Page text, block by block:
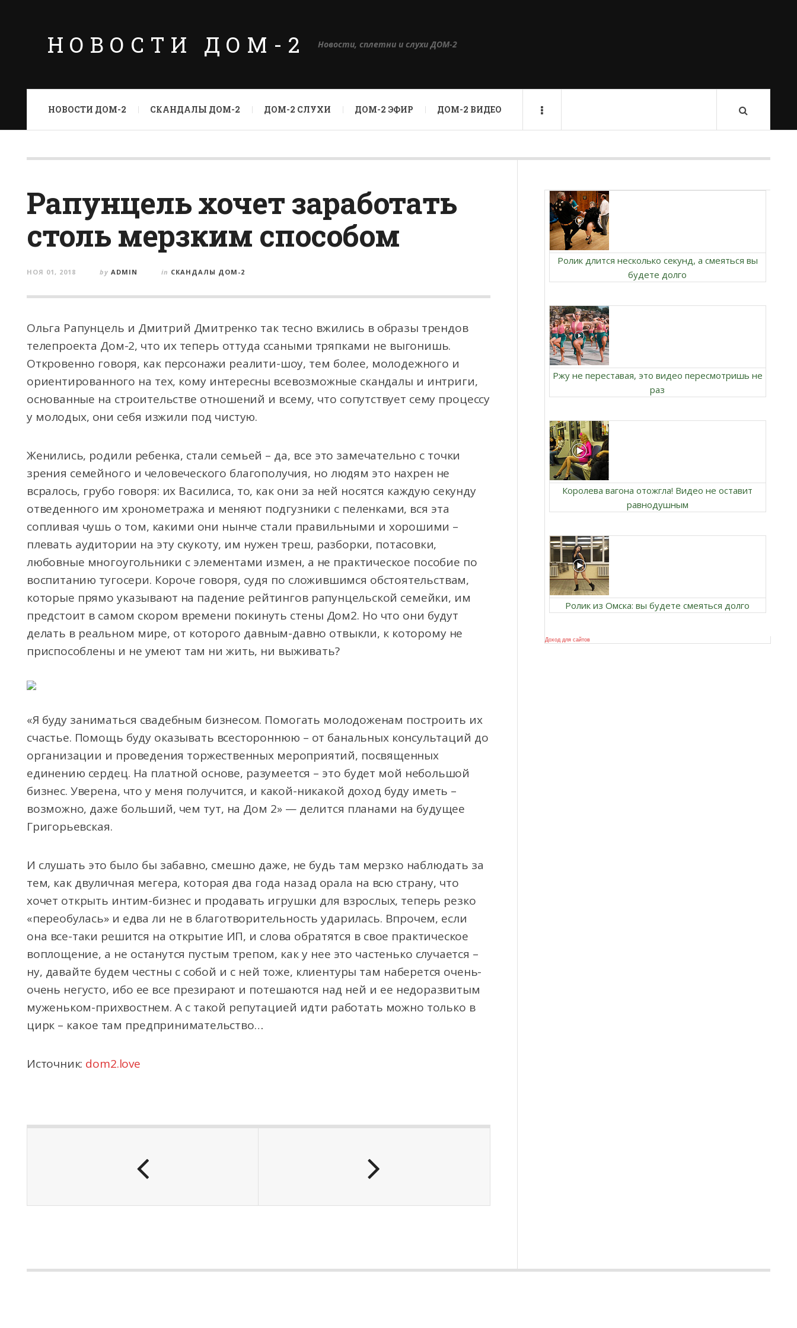
НОВОСТИ ДОМ-2 Новости, сплетни и слухи ДОМ-2
НОВОСТИ ДОМ-2 СКАНДАЛЫ ДОМ-2 ДОМ-2 СЛУХИ ДОМ-2 ЭФИР ДОМ-2 ВИДЕО
Рапунцель хочет заработать
столь мерзким способом
НОЯ 01, 2018 by ADMIN in СКАНДАЛЫ ДОМ-2
Ольга Рапунцель и Дмитрий Дмитренко так тесно вжились в образы трендов
телепроекта Дом-2, что их теперь оттуда ссаными тряпками не выгонишь.
Откровенно говоря, как персонажи реалити-шоу, тем более, молодежного и
ориентированного на тех, кому интересны всевозможные скандалы и интриги,
основанные на строительстве отношений и всему, что сопутствует сему процессу
у молодых, они себя изжили под чистую.
Женились, родили ребенка, стали семьей – да, все это замечательно с точки
зрения семейного и человеческого благополучия, но людям это нахрен не
всралось, грубо говоря: их Василиса, то, как они за ней носятся каждую секунду
отведенного им хронометража и меняют подгузники с пеленками, вся эта
сопливая чушь о том, какими они нынче стали правильными и хорошими –
плевать аудитории на эту скукоту, им нужен треш, разборки, потасовки,
любовные многоугольники с элементами измен, а не практическое пособие по
воспитанию тугосери. Короче говоря, судя по сложившимся обстоятельствам,
которые прямо указывают на падение рейтингов рапунцельской семейки, им
предстоит в самом скором времени покинуть стены Дом2. Но что они будут
делать в реальном мире, от которого давным-давно отвыкли, к которому не
приспособлены и не умеют там ни жить, ни выживать?
«Я буду заниматься свадебным бизнесом. Помогать молодоженам построить их
счастье. Помощь буду оказывать всестороннюю – от банальных консультаций до
организации и проведения торжественных мероприятий, посвященных
единению сердец. На платной основе, разумеется – это будет мой небольшой
бизнес. Уверена, что у меня получится, и какой-никакой доход буду иметь –
возможно, даже больший, чем тут, на Дом 2» — делится планами на будущее
Григорьевская.
И слушать это было бы забавно, смешно даже, не будь там мерзко наблюдать за
тем, как двуличная мегера, которая два года назад орала на всю страну, что
хочет открыть интим-бизнес и продавать игрушки для взрослых, теперь резко
«переобулась» и едва ли не в благотворительность ударилась. Впрочем, если
она все-таки решится на открытие ИП, и слова обратятся в свое практическое
воплощение, а не останутся пустым трепом, как у нее это частенько случается –
ну, давайте будем честны с собой и с ней тоже, клиентуры там наберется очень-
очень негусто, ибо ее все презирают и потешаются над ней и ее недоразвитым
муженьком-прихвостнем. А с такой репутацией идти работать можно только в
цирк – какое там предпринимательство…
Источник: dom2.love
Ролик длится несколько секунд, а смеяться вы
будете долго
Ржу не переставая, это видео пересмотришь не
раз
Королева вагона отожгла! Видео не оставит
равнодушным
Ролик из Омска: вы будете смеяться долго
Доход для сайтов